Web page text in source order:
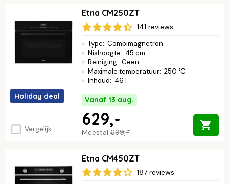
Holiday deal
Vergelijk
Etna CM250ZT
141 reviews
Type: Combimagnetron
Nishoogte: 45 cm
Reiniging: Geen
Maximale temperatuur: 250 °C
Inhoud: 46 l
Vanaf 13 aug.
Meestal 699,-
629,-
Etna CM450ZT
187 reviews